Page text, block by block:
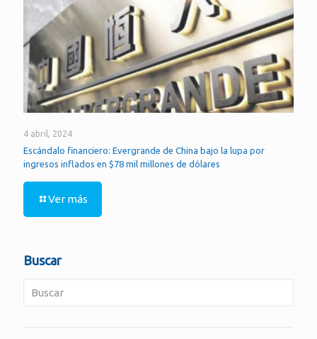
4 abril, 2024
Escándalo financiero: Evergrande de China bajo la lupa por
ingresos inflados en $78 mil millones de dólares
Ver más
Buscar